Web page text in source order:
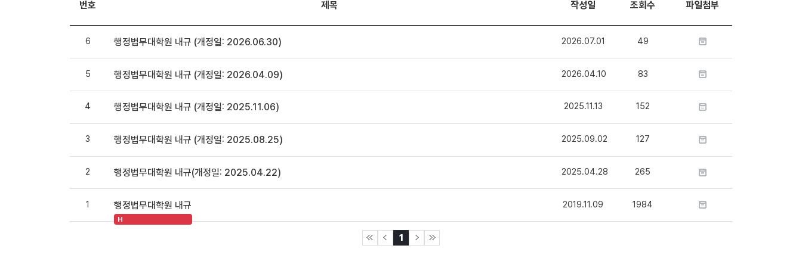
번호 제목 작성일 조회수 파일첨부
6 행정법무대학원 내규 (개정일: 2026.06.30) 2026.07.01 49
5 행정법무대학원 내규 (개정일: 2026.04.09) 2026.04.10 83
4 행정법무대학원 내규 (개정일: 2025.11.06) 2025.11.13 152
3 행정법무대학원 내규 (개정일: 2025.08.25) 2025.09.02 127
2 행정법무대학원 내규(개정일: 2025.04.22) 2025.04.28 265
1 행정법무대학원 내규
H
2019.11.09 1984
1